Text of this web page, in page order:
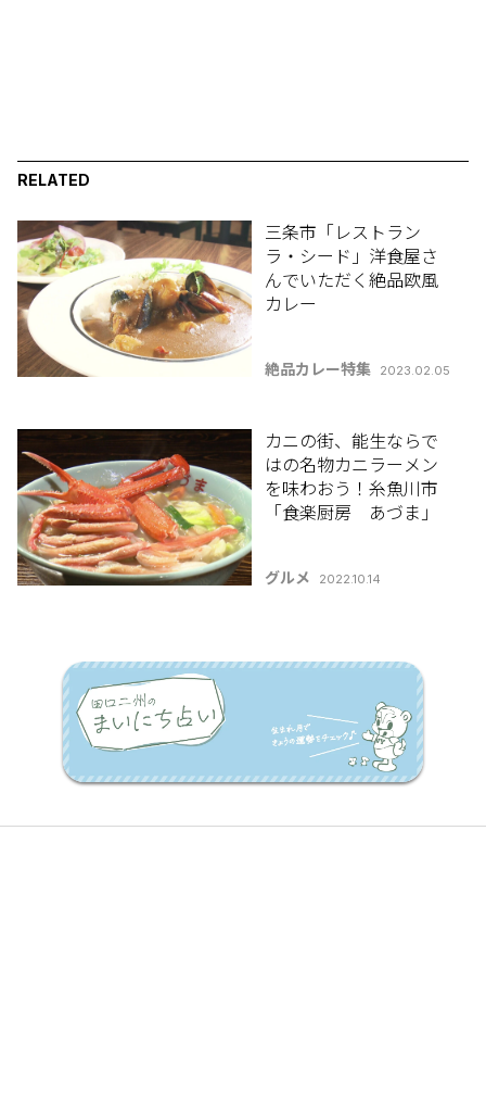
RELATED
三条市「レストラン
ラ・シード」洋食屋さ
んでいただく絶品欧風
カレー
絶品カレー特集 2023.02.05
カニの街、能生ならで
はの名物カニラーメン
を味わおう！糸魚川市
「食楽厨房 あづま」
グルメ 2022.10.14